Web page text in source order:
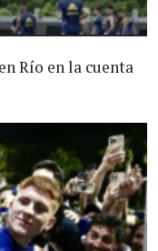
Río en la cuenta